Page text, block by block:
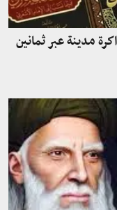
مدينة عبر ثمانين